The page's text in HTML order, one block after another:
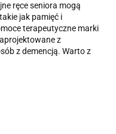
ręce seniora mogą
jak pamięć i
terapeutyczne marki
z
z demencją. Warto z